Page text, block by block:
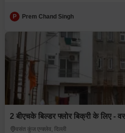
P Prem Chand Singh
2 बीएचके बिल्डर फ्लोर बिक्री के लिए -
वसंत कुंज एन्क्लेव, दिल्ली